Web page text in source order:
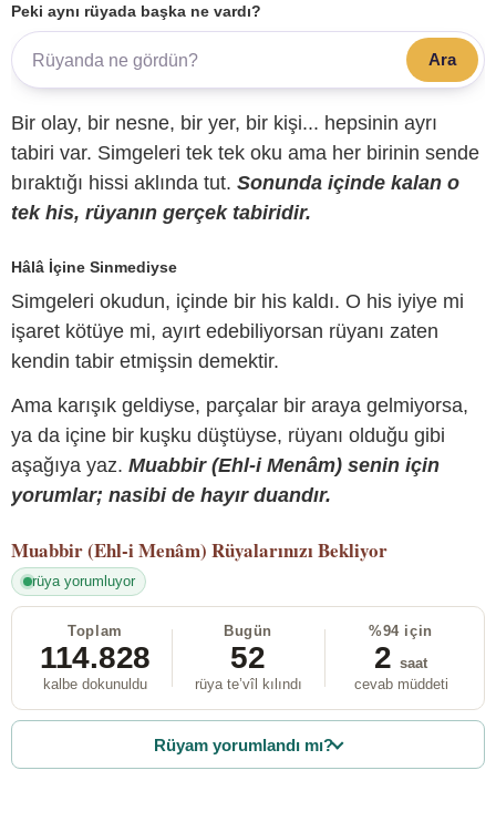
Peki aynı rüyada başka ne vardı?
Ara
Bir olay, bir nesne, bir yer, bir kişi... hepsinin ayrı
tabiri var. Simgeleri tek tek oku ama her birinin sende
bıraktığı hissi aklında tut. Sonunda içinde kalan o
tek his, rüyanın gerçek tabiridir.
Hâlâ İçine Sinmediyse
Simgeleri okudun, içinde bir his kaldı. O his iyiye mi
işaret kötüye mi, ayırt edebiliyorsan rüyanı zaten
kendin tabir etmişsin demektir.
Ama karışık geldiyse, parçalar bir araya gelmiyorsa,
ya da içine bir kuşku düştüyse, rüyanı olduğu gibi
aşağıya yaz. Muabbir (Ehl-i Menâm) senin için
yorumlar; nasibi de hayır duandır.
Muabbir (Ehl-i Menâm) Rüyalarınızı Bekliyor
rüya yorumluyor
Toplam
114.828
kalbe dokunuldu
Bugün
52
rüya te’vîl kılındı
%94 için
2 saat
cevab müddeti
Rüyam yorumlandı mı?